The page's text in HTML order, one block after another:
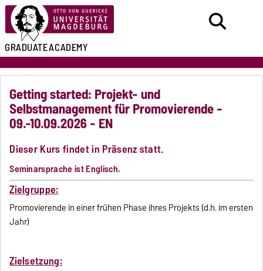
GRADUATEACADEMY
Getting started: Projekt- und
Selbstmanagement für Promovierende -
09.-10.09.2026 - EN
Dieser Kurs findet in Präsenz statt.
Seminarsprache ist Englisch.
Zielgruppe:
Promovierende in einer frühen Phase ihres Projekts (d.h. im ersten
Jahr)
Zielsetzung: